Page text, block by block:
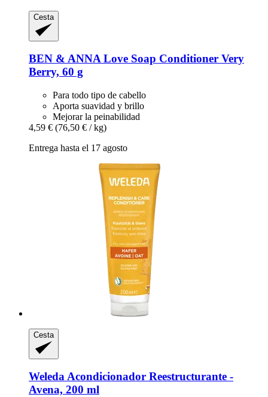
Cesta
BEN & ANNALove Soap Conditioner Very
Berry, 60 g
Para todo tipo de cabello
Aporta suavidad y brillo
Mejorar la peinabilidad
4,59 € (76,50 € / kg)
Entrega hasta el 17 agosto
Cesta
WeledaAcondicionador Reestructurante -​
Avena, 200 ml